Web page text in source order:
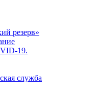
резерв»
19.
служба